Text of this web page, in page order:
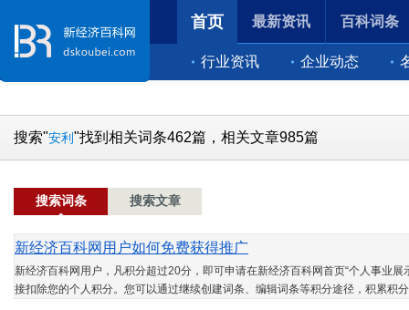
首页
行业资讯 企业动态
最新资讯 百科词条
搜索"安利 "找到相关词条462篇，相关文章985篇
搜索词条 搜索文章
新经济百科网用户如何免费获得推广
新经济百科网用户，凡积分超过20分，即可申请在新经济百科网首页“个人事业
接扣除您的个人积分。您可以通过继续创建词条、编辑词条等积分途径，积累积